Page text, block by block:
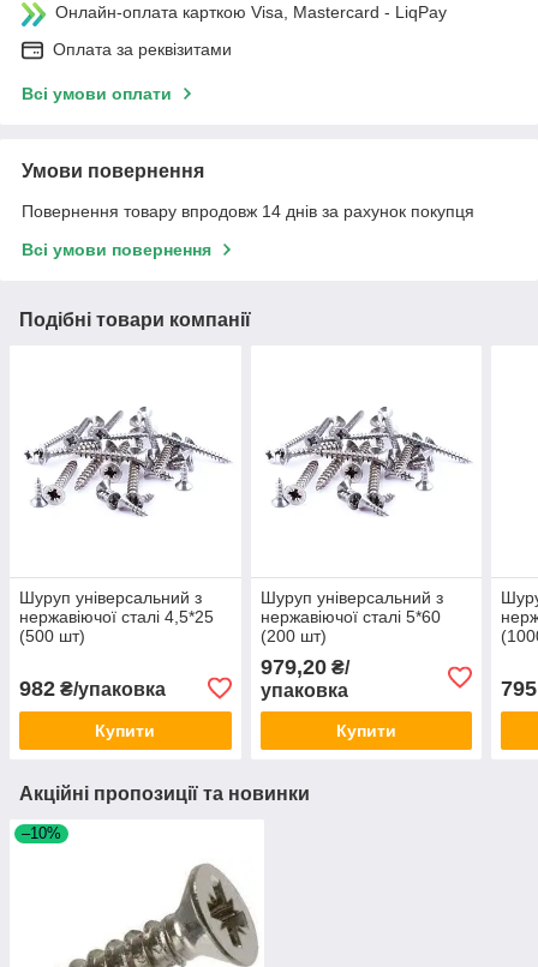
Онлайн-оплата карткою Visa, Mastercard - LiqPay
Оплата за реквізитами
Всі умови оплати
Умови повернення
Повернення товару впродовж 14 днів за рахунок покупця
Всі умови повернення
Подібні товари компанії
Шуруп універсальний з
нержавіючої сталі 4,5*25
(500 шт)
982 ₴/упаковка
Купити
Шуруп універсальний з
нержавіючої сталі 5*60
(200 шт)
979,20₴/
упаковка
Купити
795
Акційні пропозиції та новинки
–10%